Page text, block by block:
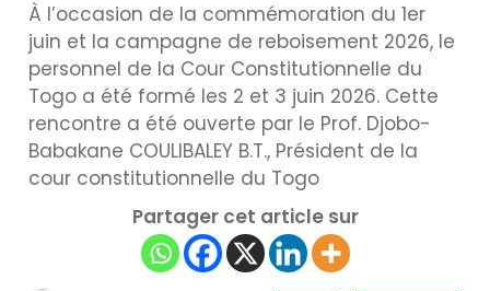
À l’occasion de la commémoration du 1er
juin et la campagne de reboisement 2026, le
personnel de la Cour Constitutionnelle du
Togo a été formé les 2 et 3 juin 2026. Cette
rencontre a été ouverte par le Prof. Djobo-
Babakane COULIBALEY B.T., Président de la
cour constitutionnelle du Togo
Partager cet article sur